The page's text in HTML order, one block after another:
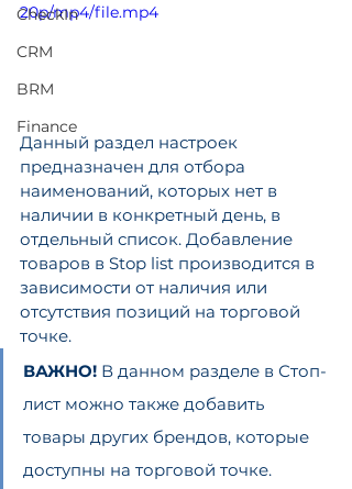
CheckIn
CRM
BRM
Finance
20p/mp4/file.mp4
Данный раздел настроек
предназначен для отбора
наименований, которых нет в
наличии в конкретный день, в
отдельный список. Добавление
товаров в Stop list производится в
зависимости от наличия или
отсутствия позиций на торговой
точке.
ВАЖНО! В данном разделе в Стоп-
лист можно также добавить
товары других брендов, которые
доступны на торговой точке.